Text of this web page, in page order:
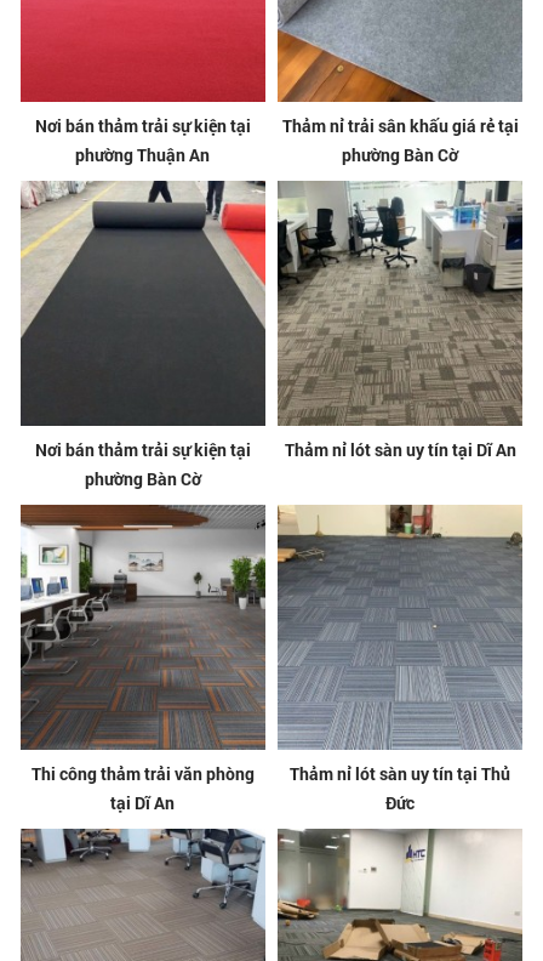
Nơi bán thảm trải sự kiện tại
phường Thuận An
Thảm nỉ trải sân khấu giá rẻ tại
phường Bàn Cờ
Nơi bán thảm trải sự kiện tại
phường Bàn Cờ
Thảm nỉ lót sàn uy tín tại Dĩ An
Thi công thảm trải văn phòng
tại Dĩ An
Thảm nỉ lót sàn uy tín tại Thủ
Đức